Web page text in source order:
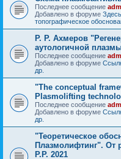
Последнее сообщение
Добавлено в форуме
топографическое
Р. Р. Ахмеров
аутологичной
Последнее сообщение
Добавлено в форуме
др.
"The conceptual
Plasmolifting
Последнее сообщение
Добавлено в форуме
др.
"Теоретическое
Плазмолифтинг". От
Р.Р. 2021